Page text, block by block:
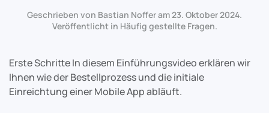
Geschrieben von Bastian Noffer am23. Oktober 2024.
Veröffentlicht in Häufig gestellte Fragen.
Erste Schritte In diesem Einführungsvideo erklären wir
Ihnen wie der Bestellprozess und die initiale
Einreichtung einer Mobile App abläuft.